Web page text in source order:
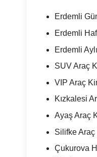
Erdemli
Erdemli
Erdemli
SUV Araç
VIP Araç
Kızkalesi
Ayaş Araç
Silifke
Çukurova